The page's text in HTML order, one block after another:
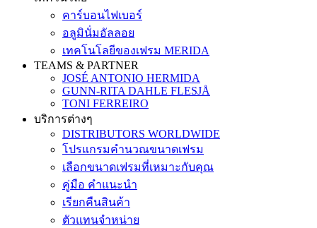
คาร์บอนไฟเบอร์
อลูมินั่มอัลลอย
เทคโนโลยีของเฟรม MERIDA
TEAMS & PARTNER
JOSÉ ANTONIO HERMIDA
GUNN-RITA DAHLE FLESJÅ
TONI FERREIRO
บริการต่างๆ
DISTRIBUTORS WORLDWIDE
โปรแกรมคำนวณขนาดเฟรม
เลือกขนาดเฟรมที่เหมาะกับคุณ
คู่มือ คำแนะนำ
เรียกคืนสินค้า
ตัวแทนจำหน่าย